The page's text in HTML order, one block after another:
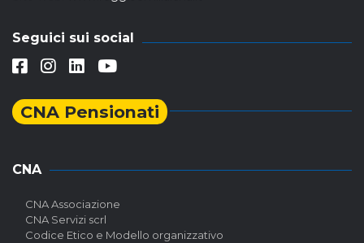
Seguici sui social
CNA Pensionati
CNA
CNA Associazione
CNA Servizi scrl
Codice Etico e Modello organizzativo